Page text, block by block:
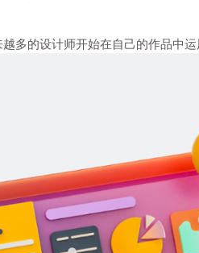
多的设计师开始在自己的作品中运